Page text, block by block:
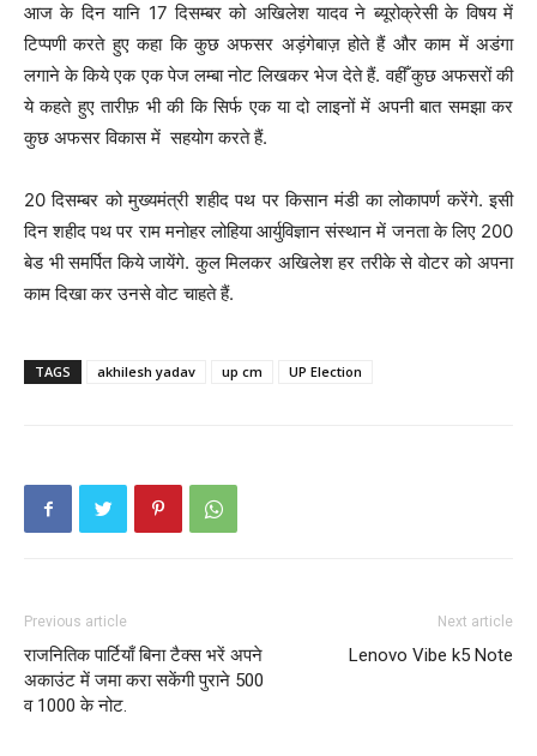
आज के दिन यानि 17 दिसम्बर को अखिलेश यादव ने ब्यूरोक्रेसी के विषय में
टिप्पणी करते हुए कहा कि कुछ अफसर अड़ंगेबाज़ होते हैं और काम में अडंगा
लगाने के किये एक एक पेज लम्बा नोट लिखकर भेज देते हैं. वहीँ कुछ अफसरों की
ये कहते हुए तारीफ़ भी की कि सिर्फ एक या दो लाइनों में अपनी बात समझा कर
कुछ अफसर विकास में सहयोग करते हैं.
20 दिसम्बर को मुख्यमंत्री शहीद पथ पर किसान मंडी का लोकापर्ण करेंगे. इसी
दिन शहीद पथ पर राम मनोहर लोहिया आर्युविज्ञान संस्थान में जनता के लिए 200
बेड भी समर्पित किये जायेंगे. कुल मिलकर अखिलेश हर तरीके से वोटर को अपना
काम दिखा कर उनसे वोट चाहते हैं.
TAGS akhilesh yadav up cm UP Election
Previous article
राजनितिक पार्टियाँ बिना टैक्स भरें अपने
अकाउंट में जमा करा सकेंगी पुराने 500
व 1000 के नोट.
Next article
Lenovo Vibe k5 Note